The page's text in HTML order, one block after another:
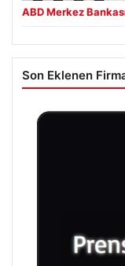
ABD Merkez
Son Eklenen